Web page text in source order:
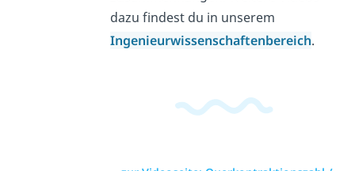
dazu findest du in unserem
Ingenieurwissenschaftenbereich.